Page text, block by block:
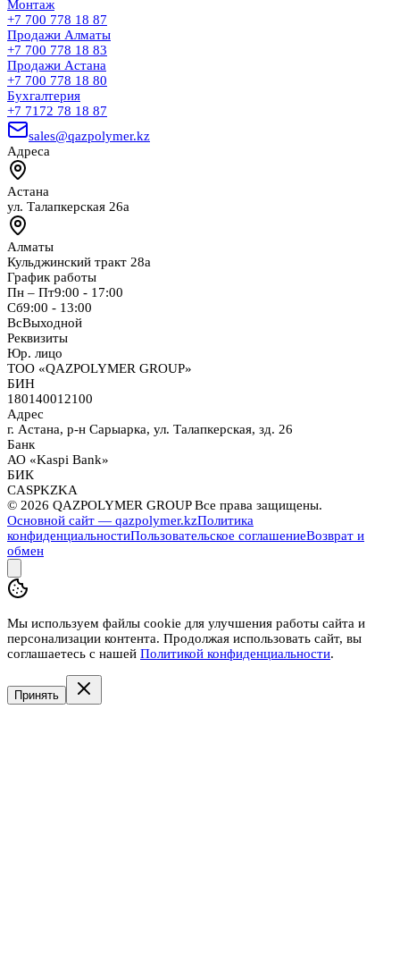
Монтаж
+7 700 778 18 87
Продажи Алматы
+7 700 778 18 83
Продажи Астана
+7 700 778 18 80
Бухгалтерия
+7 7172 78 18 87
sales@qazpolymer.kz
Адреса
Астана
ул. Талапкерская 26а
Алматы
Кульджинский тракт 28а
График работы
Пн – Пт9:00 - 17:00
Сб9:00 - 13:00
ВсВыходной
Реквизиты
Юр. лицо
ТОО «QAZPOLYMER GROUP»
БИН
180140012100
Адрес
г. Астана, р-н Сарыарка, ул. Талапкерская, зд. 26
Банк
АО «Kaspi Bank»
БИК
CASPKZKA
© 2026 QAZPOLYMER GROUP Все права защищены.
Основной сайт — qazpolymer.kzПолитика
конфиденциальностиПользовательское соглашениеВозврат и
обмен
Мы используем файлы cookie для улучшения работы сайта и
персонализации контента. Продолжая использовать сайт, вы
соглашаетесь с нашей Политикой конфиденциальности.
Принять